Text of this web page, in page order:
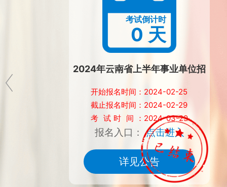
考试倒计时
0 天
2024年云南省上半年事业单位招
聘公告及岗位表汇总
开始报名时间：2024-02-25
截止报名时间：2024-02-29
考 试 时 间 ：2024-03-29
报名入口：点击进入
详见公告